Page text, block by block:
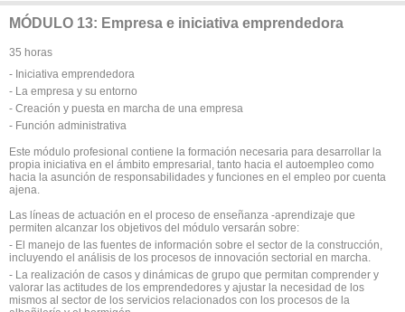
MÓDULO 13: Empresa e iniciativa emprendedora
35 horas
- Iniciativa emprendedora
- La empresa y su entorno
- Creación y puesta en marcha de una empresa
- Función administrativa
Este módulo profesional contiene la formación necesaria para desarrollar la
propia iniciativa en el ámbito empresarial, tanto hacia el autoempleo como
hacia la asunción de responsabilidades y funciones en el empleo por cuenta
ajena.
Las líneas de actuación en el proceso de enseñanza -aprendizaje que
permiten alcanzar los objetivos del módulo versarán sobre:
- El manejo de las fuentes de información sobre el sector de la construcción,
incluyendo el análisis de los procesos de innovación sectorial en marcha.
- La realización de casos y dinámicas de grupo que permitan comprender y
valorar las actitudes de los emprendedores y ajustar la necesidad de los
mismos al sector de los servicios relacionados con los procesos de la